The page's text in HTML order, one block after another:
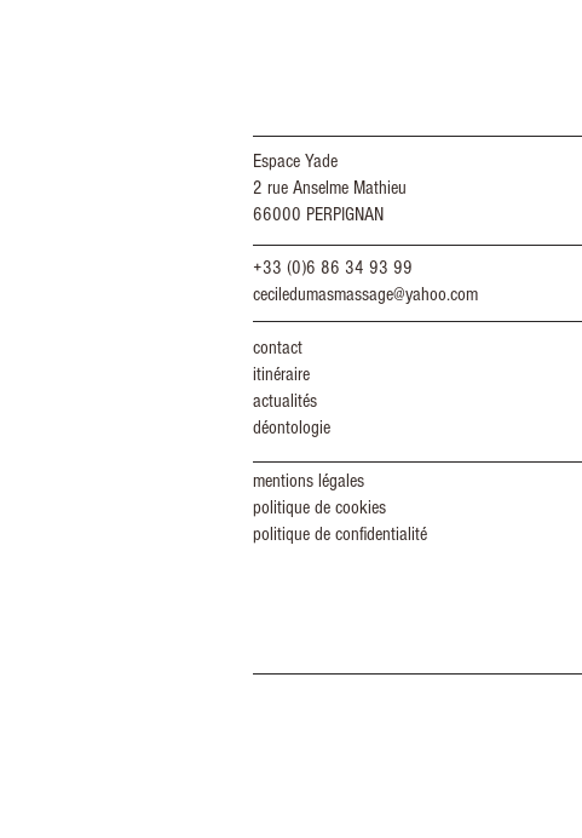
Espace Yade
2 rue Anselme Mathieu
66000 PERPIGNAN
+33 (0)6 86 34 93 99
ceciledumasmassage@yahoo.com
contact
itinéraire
actualités
déontologie
mentions légales
politique de cookies
politique de confidentialité